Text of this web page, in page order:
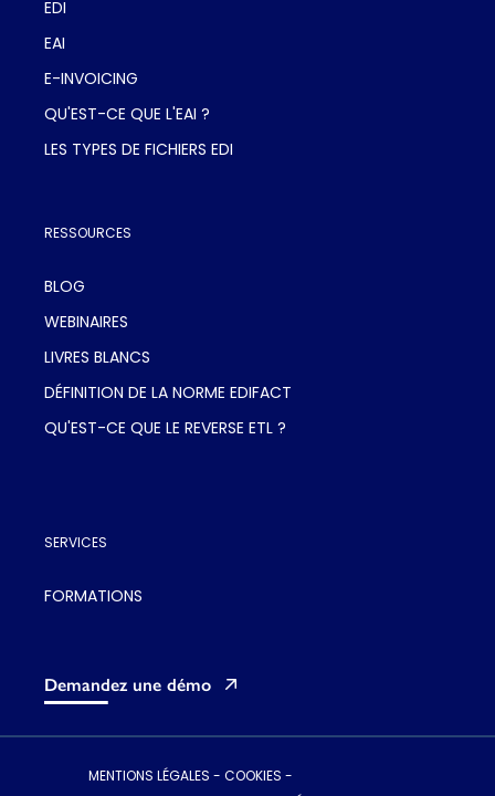
EDI
EAI
E-INVOICING
QU'EST-CE QUE L'EAI ?
LES TYPES DE FICHIERS EDI
RESSOURCES
BLOG
WEBINAIRES
LIVRES BLANCS
DÉFINITION DE LA NORME EDIFACT
QU'EST-CE QUE LE REVERSE ETL ?
SERVICES
FORMATIONS
Demandez une démo
MENTIONS LÉGALES - COOKIES -